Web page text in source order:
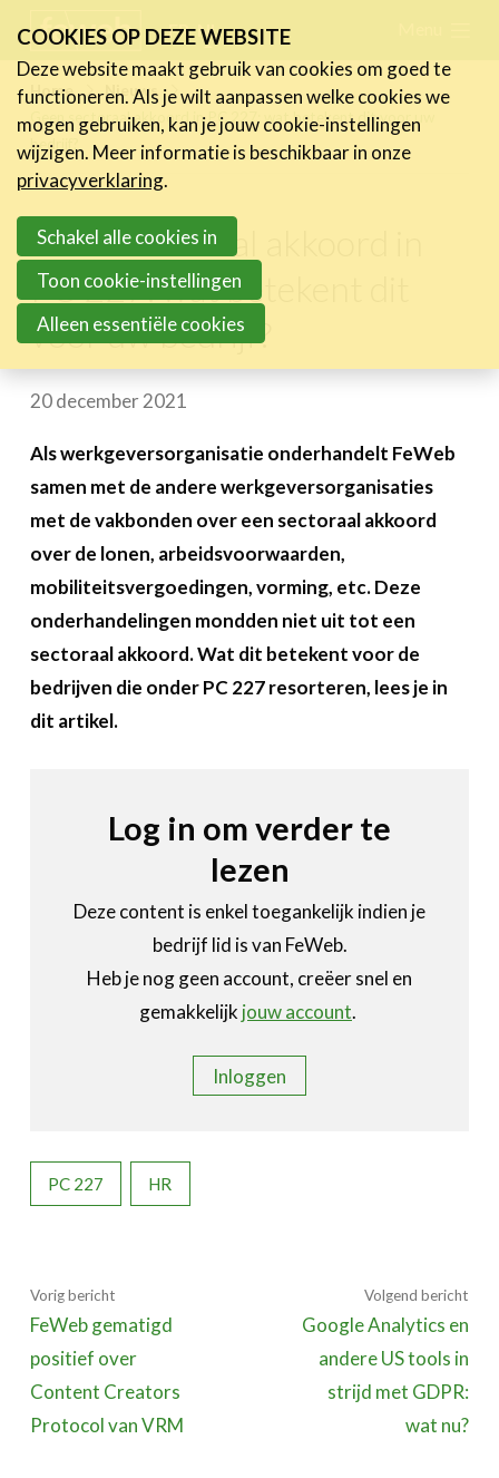
links
Jump
to
navigation
to
main
content
FR NL
Home
Nieuws
Geen sectoraal akkoord in PC 227: wat betekent dit voor uw
bedrijf?
Geen sectoraal akkoord in
PC 227: wat betekent dit
voor uw bedrijf?
20 december 2021
Als werkgeversorganisatie onderhandelt FeWeb
samen met de andere werkgeversorganisaties
met de vakbonden over een sectoraal akkoord
over de lonen, arbeidsvoorwaarden,
mobiliteitsvergoedingen, vorming, etc. Deze
onderhandelingen mondden niet uit tot een
sectoraal akkoord. Wat dit betekent voor de
bedrijven die onder PC 227 resorteren, lees je in
dit artikel.
Log in om verder te
lezen
Deze content is enkel toegankelijk indien je
bedrijf lid is van FeWeb.
Heb je nog geen account, creëer snel en
gemakkelijk jouw account.
Inloggen
PC 227 HR
Vorig bericht
FeWeb gematigd
positief over
Content Creators
Protocol van VRM
Volgend bericht
Google Analytics en
andere US tools in
strijd met GDPR:
wat nu?
Nieuws
Nieuwsberichten
FeWeb Videos
Jobs in de sector
Activiteiten
Cases
Over FeWeb
Lid worden Account
Zoeken
COOKIES OP DEZE WEBSITE
Deze website maakt gebruik van cookies om goed te
functioneren. Als je wilt aanpassen welke cookies we
mogen gebruiken, kan je jouw cookie-instellingen
wijzigen. Meer informatie is beschikbaar in onze
privacyverklaring.
Schakel alle cookies in
Toon cookie-instellingen
Alleen essentiële cookies